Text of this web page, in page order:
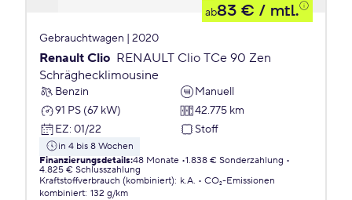
ab83 € / mtl.
Gebrauchtwagen | 2020
Renault Clio RENAULT Clio TCe 90 Zen
Schräghecklimousine
Benzin
Manuell
91 PS (67 kW)
42.775 km
EZ: 01/22 Stoff
in 4 bis 8 Wochen
Finanzierungsdetails:48 Monate 1.838 € Sonderzahlung
4.825 € Schlusszahlung
Kraftstoffverbrauch (kombiniert): k.A.
CO₂-Emissionen
kombiniert: 132 g/km